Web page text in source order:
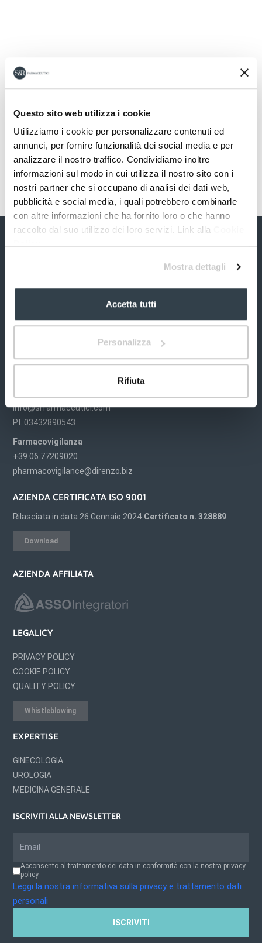
Questo sito web utilizza i cookie
Utilizziamo i cookie per personalizzare contenuti ed
annunci, per fornire funzionalità dei social media e per
analizzare il nostro traffico. Condividiamo inoltre
informazioni sul modo in cui utilizza il nostro sito con i
nostri partner che si occupano di analisi dei dati web,
pubblicità e social media, i quali potrebbero combinarle
con altre informazioni che ha fornito loro o che hanno
raccolto dal suo utilizzo dei loro servizi. Link alla
Mostra dettagli
Accetta tutti
Personalizza
Rifiuta
S&R Farmaceutici S.p.A.
06083 Bastia Umbra
info@srfarmaceutici.com
P.I. 03432890543
Farmacovigilanza
+39 06.77209020
pharmacovigilance@direnzo.biz
AZIENDA CERTIFICATA ISO 9001
Rilasciata in data 26 Gennaio 2024 Certificato n. 328889
Download
AZIENDA AFFILIATA
LEGALICY
PRIVACY POLICY
COOKIE POLICY
QUALITY POLICY
Whistleblowing
EXPERTISE
GINECOLOGIA
UROLOGIA
MEDICINA GENERALE
ISCRIVITI ALLA NEWSLETTER
Acconsento al trattamento dei data in conformità con la nostra privacy
policy.
Leggi la nostra informativa sulla privacy e trattamento dati
personali
ISCRIVITI